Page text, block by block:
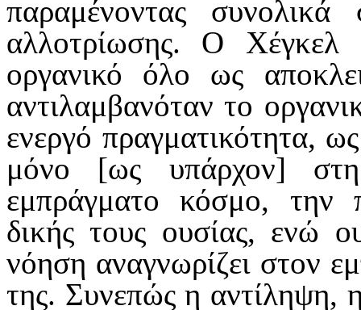
παραμέ­νοντας συνολικά
αλλοτρίωσης. Ο Χέγκελ
οργανικό όλο ως
αντιλαμβα­νόταν το
ενεργό πραγματικότη­τα,
μόνο [ως υπάρχον] στη
εμπράγματο κόσμο, την
δικής τους ουσίας, ενώ
νόηση αναγνωρίζει στον
της. Συνεπώς η αντίληψη,